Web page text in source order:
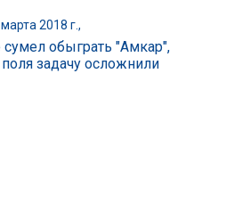
2018 г.,
сумел обыграть "Амкар",
задачу осложнили